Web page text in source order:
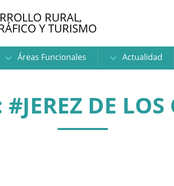
RURAL,
Y TURISMO
Áreas Funcionales Actualidad
DE LOS